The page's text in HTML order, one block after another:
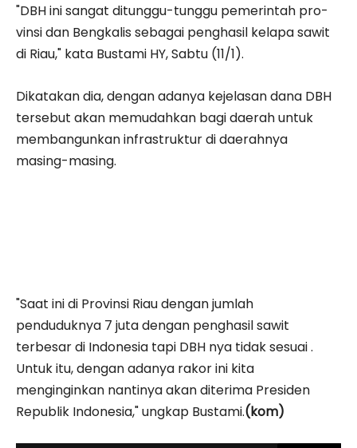
"DBH ini sangat ditunggu-tunggu pemerintah pro­
vinsi dan Bengkalis sebagai penghasil kelapa sawit
di Riau," kata Bustami HY, Sabtu (11/1).
Dikatakan dia, dengan adanya kejelasan dana DBH
tersebut akan memudahkan bagi daerah untuk
membangunkan infrastruktur di daerahnya
masing-masing.
"Saat ini di Provinsi Riau dengan jumlah
penduduknya 7 juta dengan penghasil sawit
terbesar di Indonesia tapi DBH nya tidak sesuai .
Untuk itu, dengan adanya rakor ini kita
menginginkan nantinya akan diterima Presiden
Republik Indonesia," ungkap Bustami.(kom)